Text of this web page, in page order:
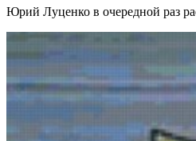
Юрий Луценко в очередной раз